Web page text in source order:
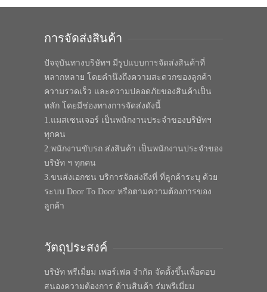
การจัดส่งสินค้า
ปัจจุบันทางบริษัทฯ มีรูปแบบการจัดส่งสินค้าที่
หลากหลาย โดยคำนึงถึงความสะดวกของลูกค้า
ความรวดเร็ว และความปลอดภัยของสินค้าเป็น
หลัก โดยมีช่องทางการจัดส่งดังนี้
1.แมสเซนเจอร์ เป็นพนักงานประจำของบริษัทฯ
ทุกคน
2.พนักงานขับรถ ส่งสินค้า เป็นพนักงานประจำของ
บริษัท ฯ ทุกคน
3.ขนส่งเอกชน บริการจัดส่งถึงที่ ที่ลูกค้าระบุ ด้วย
ระบบ Door To Door หรือตามความต้องการของ
ลูกค้า
วัตถุประสงค์
บริษัท พรีเมี่ยม เพอร์เฟค จำกัด จัดตั้งขึ้นเพื่อตอบ
สนองความต้องการ ด้านสินค้า ร่มพรีเมี่ยม